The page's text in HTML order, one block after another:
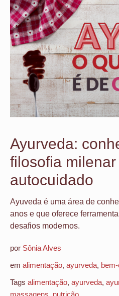
Ayurveda:
filosofia milenar
autocuidado
Ayuveda é uma área de
anos e que oferece
desafios modernos.
por Sônia Alves
em alimentação, ayurveda,
Tags alimentação, ayurveda,
massagens, nutrição